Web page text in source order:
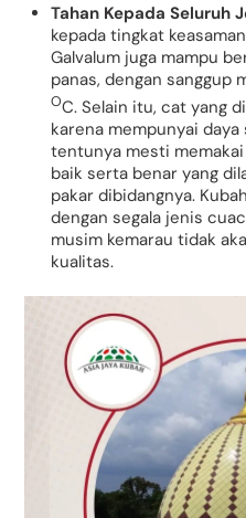
Tahan Kepada Seluruh
kepada tingkat
Galvalum juga mampu
panas, dengan sanggup
OC. Selain itu, cat yang
karena mempunyai
tentunya mesti
baik serta benar yang
pakar dibidangnya.
dengan segala jenis
musim kemarau tidak
kualitas.